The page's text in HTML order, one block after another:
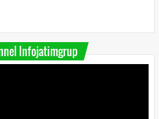
Infojatimgrup